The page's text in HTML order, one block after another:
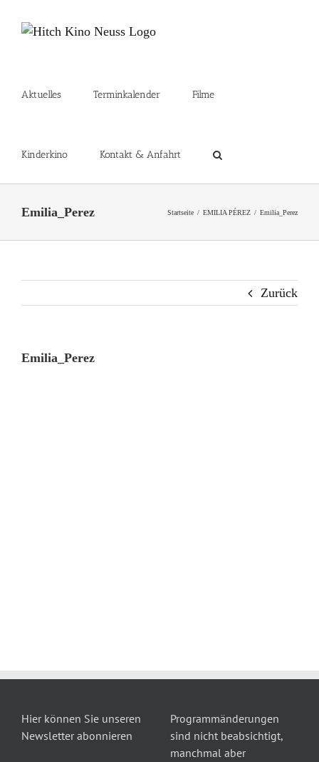
Inhalt
Aktuelles Terminkalender Filme
Kinderkino Kontakt & Anfahrt
Emilia_Perez Startseite EMILIA PÉREZ Emilia_Perez
Zurück
Emilia_Perez
Hier können Sie unseren
Newsletter abonnieren
Programmänderungen
sind nicht beabsichtigt,
manchmal aber